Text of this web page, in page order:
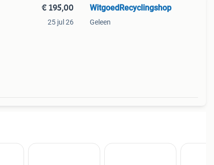
€ 195,00
25 jul 26
WitgoedRecyclingshop
Geleen